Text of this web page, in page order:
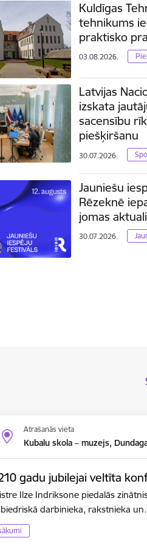
Kuldīgas
tehnikums
praktisko
03.08.2026.
Latvijas
izskata
sacensību
piešķiršanu
30.07.2026.
Jauniešu
Rēzeknē
jomas
30.07.2026.
Atrašanās vieta
Kubalu skola – muzejs,
gadu jubilejai veltīta
Ilze Indriksone piedalās
darbinieka, rakstnieka